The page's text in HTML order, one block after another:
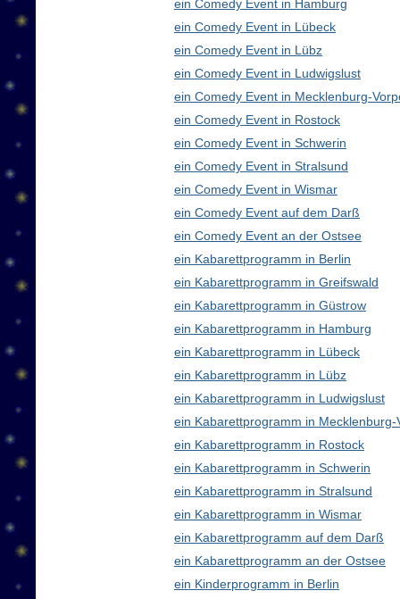
ein Comedy Event in Hamburg
ein Comedy Event in Lübeck
ein Comedy Event in Lübz
ein Comedy Event in Ludwigslust
ein Comedy Event in Mecklenburg-
ein Comedy Event in Rostock
ein Comedy Event in Schwerin
ein Comedy Event in Stralsund
ein Comedy Event in Wismar
ein Comedy Event auf dem Darß
ein Comedy Event an der Ostsee
ein Kabarettprogramm in Berlin
ein Kabarettprogramm in Greifswald
ein Kabarettprogramm in Güstrow
ein Kabarettprogramm in Hamburg
ein Kabarettprogramm in Lübeck
ein Kabarettprogramm in Lübz
ein Kabarettprogramm in Ludwigslust
ein Kabarettprogramm in
ein Kabarettprogramm in Rostock
ein Kabarettprogramm in Schwerin
ein Kabarettprogramm in Stralsund
ein Kabarettprogramm in Wismar
ein Kabarettprogramm auf dem Darß
ein Kabarettprogramm an der Ostsee
ein Kinderprogramm in Berlin